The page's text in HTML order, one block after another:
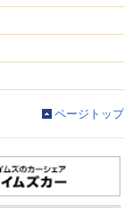
ページトップ